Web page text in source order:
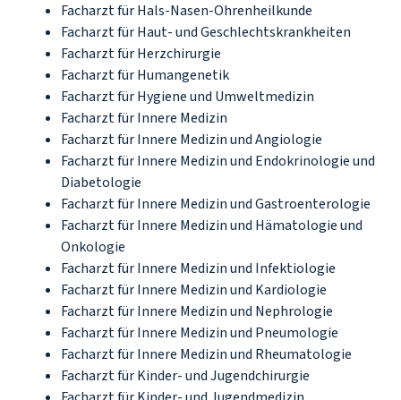
Facharzt für Hals-Nasen-Ohrenheilkunde
Facharzt für Haut- und Geschlechtskrankheiten
Facharzt für Herzchirurgie
Facharzt für Humangenetik
Facharzt für Hygiene und Umweltmedizin
Facharzt für Innere Medizin
Facharzt für Innere Medizin und Angiologie
Facharzt für Innere Medizin und Endokrinologie und
Diabetologie
Facharzt für Innere Medizin und Gastroenterologie
Facharzt für Innere Medizin und Hämatologie und
Onkologie
Facharzt für Innere Medizin und Infektiologie
Facharzt für Innere Medizin und Kardiologie
Facharzt für Innere Medizin und Nephrologie
Facharzt für Innere Medizin und Pneumologie
Facharzt für Innere Medizin und Rheumatologie
Facharzt für Kinder- und Jugendchirurgie